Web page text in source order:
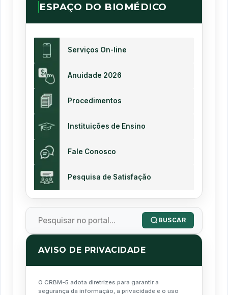
ESPAÇO DO BIOMÉDICO
Serviços On-line
Anuidade 2026
Procedimentos
Instituições de Ensino
Fale Conosco
Pesquisa de Satisfação
BUSCAR
AVISO DE PRIVACIDADE
O CRBM-5 adota diretrizes para garantir a
segurança da informação, a privacidade e o uso